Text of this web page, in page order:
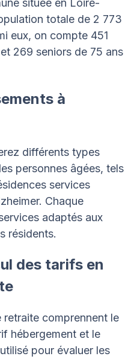
totale de 2 773
eux, on compte 451
269 seniors de 75 ans
à
différents types
personnes âgées, tels
services
Chaque
adaptés aux
résidents.
des tarifs en
retraite comprennent le
hébergement et le
pour évaluer les